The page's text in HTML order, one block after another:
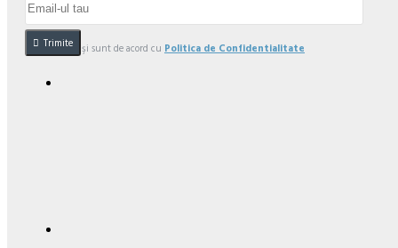
Trimite
Am citit şi sunt de acord cu Politica de Confidentialitate